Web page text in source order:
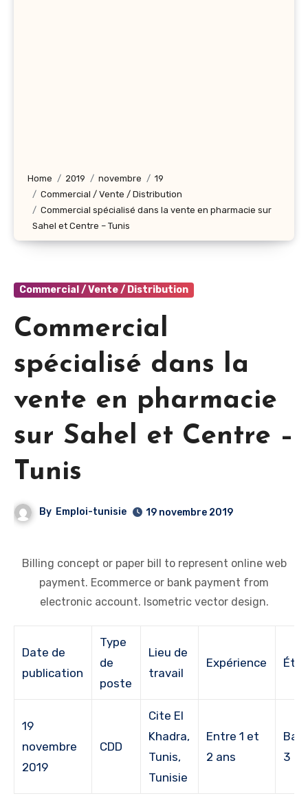
Home 2019 novembre
19
Commercial / Vente / Distribution
Commercial spécialisé dans la vente en pharmacie sur
Sahel et Centre – Tunis
Commercial / Vente / Distribution
Commercial
spécialisé dans la
vente en pharmacie
sur Sahel et Centre –
Tunis
By Emploi-tunisie 19 novembre 2019
Billing concept or paper bill to represent online web
payment. Ecommerce or bank payment from
electronic account. Isometric vector design.
Date de
publication
Type
de
poste
Lieu de
travail
Expérience
19
novembre
2019
CDD
Cite El
Khadra,
Tunis,
Tunisie
Entre 1 et
2 ans
Bac
3